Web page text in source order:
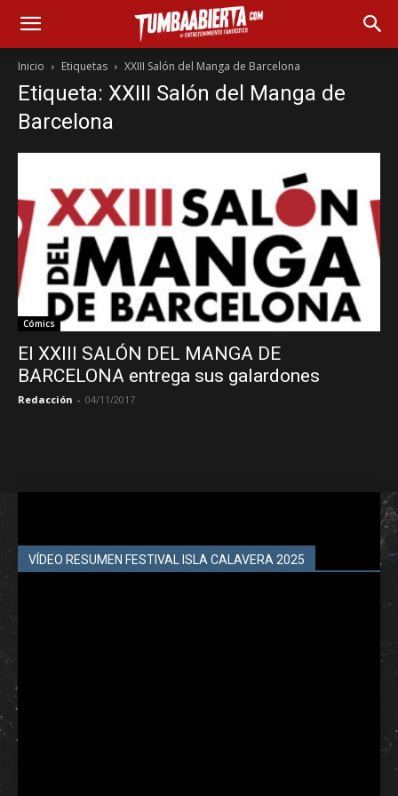
Inicio Etiquetas XXIII Salón del Manga de Barcelona
Etiqueta: XXIII Salón del Manga de
Barcelona
Cómics
El XXIII SALÓN DEL MANGA DE
BARCELONA entrega sus galardones
Redacción - 04/11/2017
VÍDEO RESUMEN FESTIVAL ISLA CALAVERA 2025